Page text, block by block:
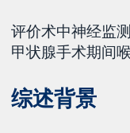
评价术中神经监
甲状腺手术期间
综述背景